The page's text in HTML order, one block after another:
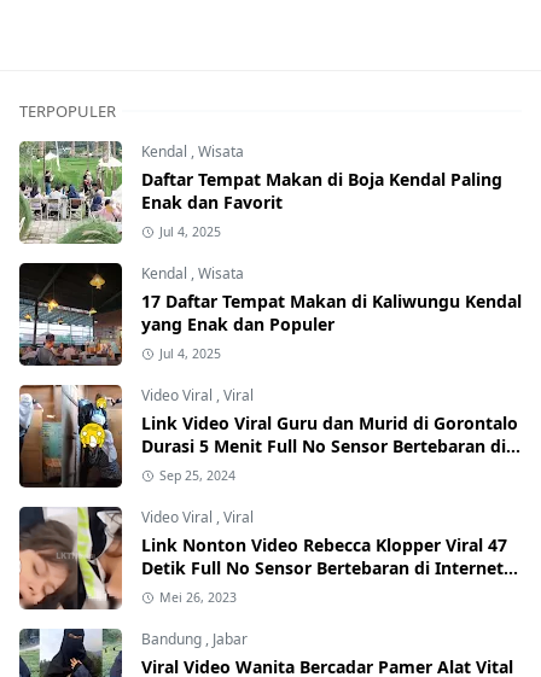
TERPOPULER
Kendal ,Wisata
Daftar Tempat Makan di Boja Kendal Paling
Enak dan Favorit
Jul 4, 2025
Kendal ,Wisata
17 Daftar Tempat Makan di Kaliwungu Kendal
yang Enak dan Populer
Jul 4, 2025
Video Viral ,Viral
Link Video Viral Guru dan Murid di Gorontalo
Durasi 5 Menit Full No Sensor Bertebaran di
Internet, Hati-Hati Phising!
Sep 25, 2024
Video Viral ,Viral
Link Nonton Video Rebecca Klopper Viral 47
Detik Full No Sensor Bertebaran di Internet,
Hati-Hati Phising!
Mei 26, 2023
Bandung , Jabar
Viral Video Wanita Bercadar Pamer Alat Vital